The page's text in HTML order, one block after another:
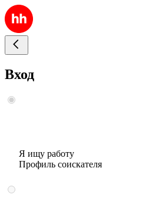
Вход
Я ищу работу
Профиль соискателя